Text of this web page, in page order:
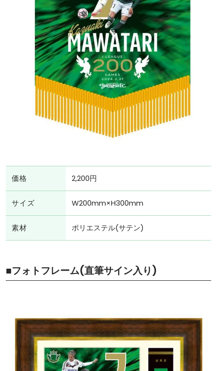
価格 2,200円
サイズ W200mm×H300mm
素材 ポリエステル(サテン)
■フォトフレーム(直筆サイン入り)